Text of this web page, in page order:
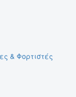
& Φορτιστές